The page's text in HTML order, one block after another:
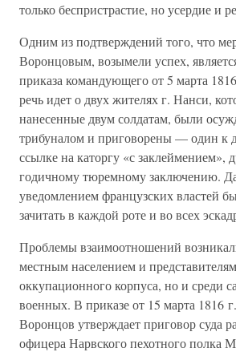
только беспристрастие, но усердие и
Одним из подтверждений того, что
Воронцовым, возымели успех,
приказа командующего от 5 марта
речь идет о двух жителях г. Нанси,
нанесенные двум солдатам, были
трибуналом и приговорены — один к
ссылке на каторгу «с заклеймением»,
годичному тюремному заключению.
уведомлением французских властей
зачитать в каждой роте и во всех
Проблемы взаимоотношений
местным населением и
оккупационного корпуса, но и среди
военных. В приказе от 15 марта 1816
Воронцов утверждает приговор суда
офицера Нарвского пехотного полка